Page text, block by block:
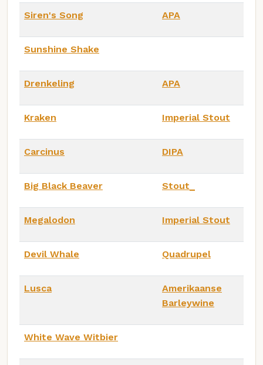
Siren's Song APA
Sunshine Shake
Drenkeling APA
Kraken Imperial Stout
Carcinus DIPA
Big Black Beaver Stout_
Megalodon Imperial Stout
Devil Whale Quadrupel
Lusca
Amerikaanse
Barleywine
White Wave Witbier